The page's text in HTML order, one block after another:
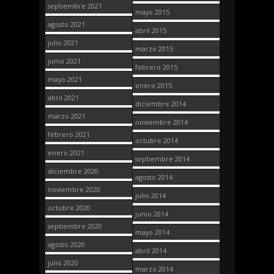
septiembre 2021
agosto 2021
julio 2021
junio 2021
mayo 2021
abril 2021
marzo 2021
febrero 2021
enero 2021
diciembre 2020
noviembre 2020
octubre 2020
septiembre 2020
agosto 2020
julio 2020
mayo 2015
abril 2015
marzo 2015
febrero 2015
enero 2015
diciembre 2014
noviembre 2014
octubre 2014
septiembre 2014
agosto 2014
julio 2014
junio 2014
mayo 2014
abril 2014
marzo 2014